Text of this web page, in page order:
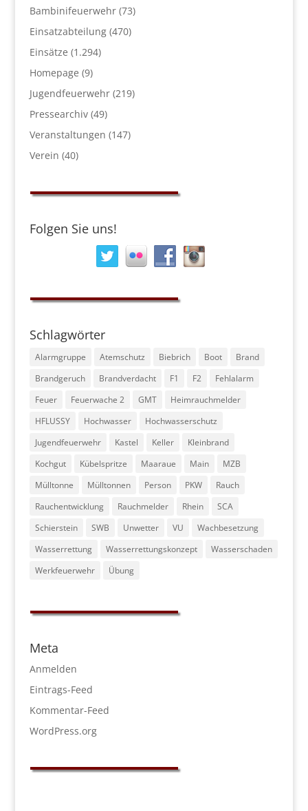
Bambinifeuerwehr(73)
Einsatzabteilung(470)
Einsätze (1.294)
Homepage (9)
Jugendfeuerwehr(219)
Pressearchiv(49)
Veranstaltungen (147)
Verein (40)
Folgen Sie uns!
Schlagwörter
Alarmgruppe Atemschutz Biebrich Boot
Brand
Brandgeruch
Brandverdacht F1 F2
Fehlalarm
Feuer
Feuerwache 2 GMT
Heimrauchmelder
HFLUSSY
Hochwasser
Hochwasserschutz
Jugendfeuerwehr
Kastel Keller
Kleinbrand
Kochgut
Kübelspritze Maaraue Main
MZB
Mülltonne
Mülltonnen Person PKW
Rauch
Rauchentwicklung
Rauchmelder Rhein
SCA
Schierstein
SWB Unwetter VU
Wachbesetzung
Wasserrettung
Wasserrettungskonzept
Wasserschaden
Werkfeuerwehr
Übung
Meta
Anmelden
Eintrags-Feed
Kommentar-Feed
WordPress.org